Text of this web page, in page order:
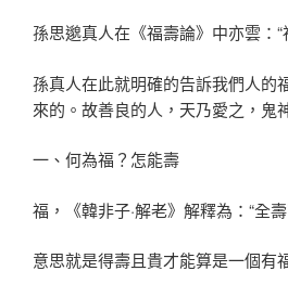
孫思邈真人在《福壽論》中亦雲：
孫真人在此就明確的告訴我們人的
來的。故善良的人，天乃愛之，鬼
一、何為福？怎能壽
福，《韓非子·解老》解釋為：“全
意思就是得壽且貴才能算是一個有